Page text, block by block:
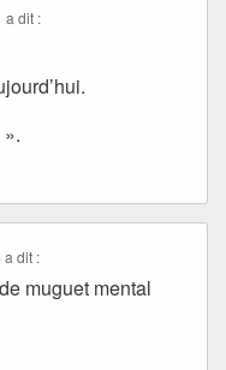
a dit :
a dit :
muguet mental